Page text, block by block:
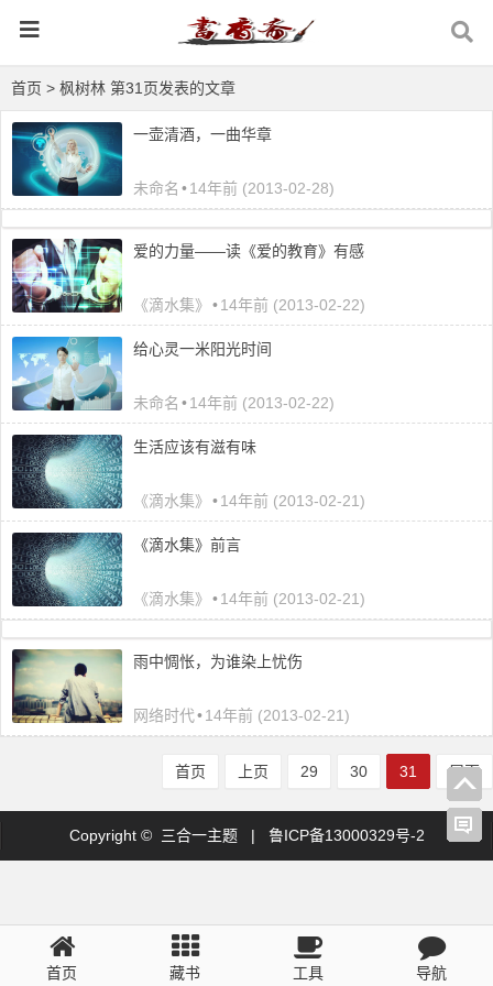
首页 > 枫树林 第31页发表的文章
一壶清酒，一曲华章
未命名 •14年前 (2013-02-28)
爱的力量——读《爱的教育》有感
《滴水集》 •14年前 (2013-02-22)
给心灵一米阳光时间
未命名 •14年前 (2013-02-22)
生活应该有滋有味
《滴水集》 •14年前 (2013-02-21)
《滴水集》前言
《滴水集》 •14年前 (2013-02-21)
雨中惆怅，为谁染上忧伤
网络时代•14年前 (2013-02-21)
首页 上页 29 30 31 尾页
Copyright © 三合一主题 | 鲁ICP备13000329号-2
首页 藏书 工具 导航